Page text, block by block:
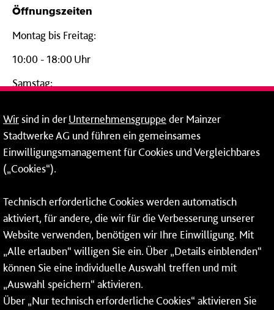
Öffnungszeiten
Montag bis Freitag:
10:00 - 18:00 Uhr
Samstag:
24-Stunden-Telefon*
06131 – 12 77 77
Fax: 06131 – 12 66 66
* Montags bis freitags bis 7 und ab 18 Uhr sowie an
Wochenenden und Feiertagen ganztags werden Ihre
Anrufe je nach Themenauswahl an ein Callcenter des
RMV oder von nextbike weitergeleitet. Dort erhalten Sie
ausschließlich Auskünfte zum Fahrplan bzw. zu
meinRad.
Wirsind in derUnternehmensgruppe der Mainzer
Stadtwerke AG und führen ein gemeinsames
Einwilligungsmanagement für Cookies und Vergleichbares
(„Cookies“).
Technisch erforderliche Cookies werden automatisch
aktiviert, für andere, die wir für die Verbesserung unserer
Website verwenden, benötigen wir Ihre Einwilligung. Mit
„Alle erlauben“ willigen Sie ein. Über „Details einblenden“
können Sie eine individuelle Auswahl treffen und mit
„Auswahl speichern“ aktivieren.
Über „Nur technisch erforderliche Cookies“ aktivieren Sie